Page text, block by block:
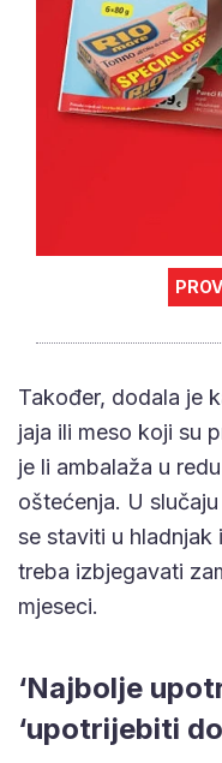
Također, dodala je
jaja ili meso koji su
je li ambalaža u
oštećenja. U
se staviti u hladnjak
treba izbjegavati
mjeseci.
‘Najbolje
‘upotrijebiti